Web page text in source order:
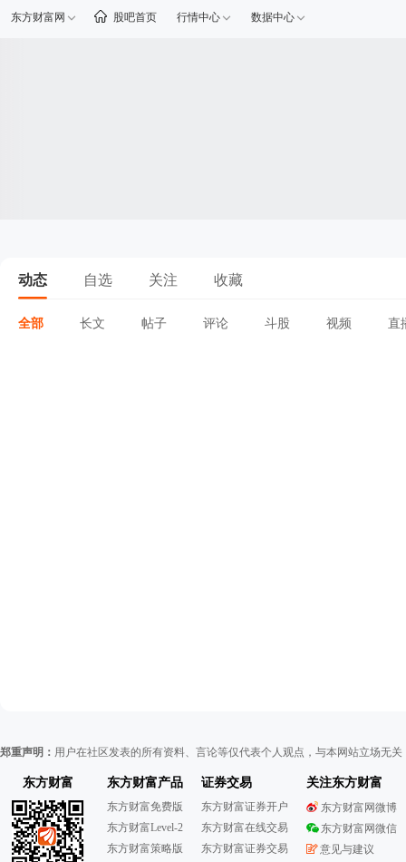
东方财富网 股吧首页 行情中心 数据中心
动态 自选 关注 收藏
全部 长文 帖子 评论 斗股 视频 直
郑重声明： 用户在社区发表的所有资料、言论等仅代表个人观点，与本网站立场无
东方财富 东方财富产品
东方财富免费版
东方财富Level-2
东方财富策略版
证券交易
东方财富证券开户
东方财富在线交易
东方财富证券交易
关注东方财富
东方财富网微博
东方财富网微信
意见与建议